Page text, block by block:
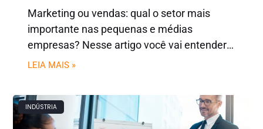
Marketing ou vendas: qual o setor mais
importante nas pequenas e médias
empresas? Nesse artigo você vai entender
que essa rixa antiga precisa ficar no
resultados!
LEIA MAIS »
INDÚSTRIA